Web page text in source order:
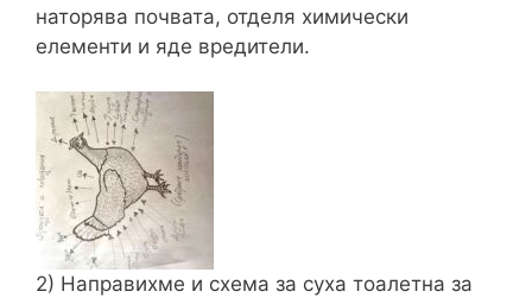
наторява почвата, отделя химически
елементи и яде вредители.
2) Направихме и схема за суха тоалетна за